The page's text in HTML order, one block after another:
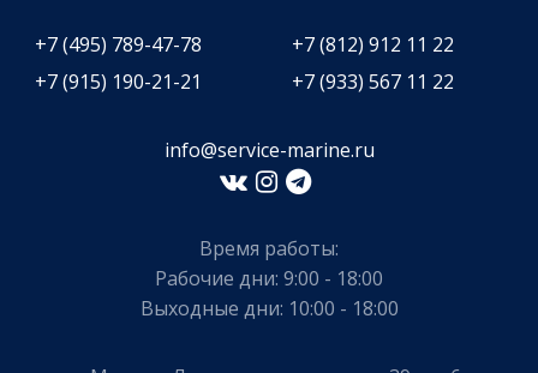
+7 (495) 789-47-78
+7 (812) 912 11 22
+7 (915) 190-21-21
+7 (933) 567 11 22
info@service-marine.ru​​
Время работы:
Рабочие дни: 9:00 - 18:00
Выходные дни: 10:00 - 18:00